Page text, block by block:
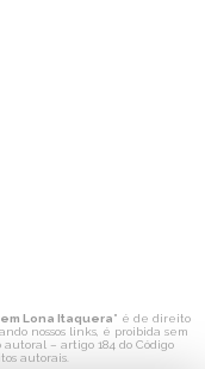
Lona Itaquera" é de direito
nossos links, é proibida sem
– artigo 184 do Código
autorais